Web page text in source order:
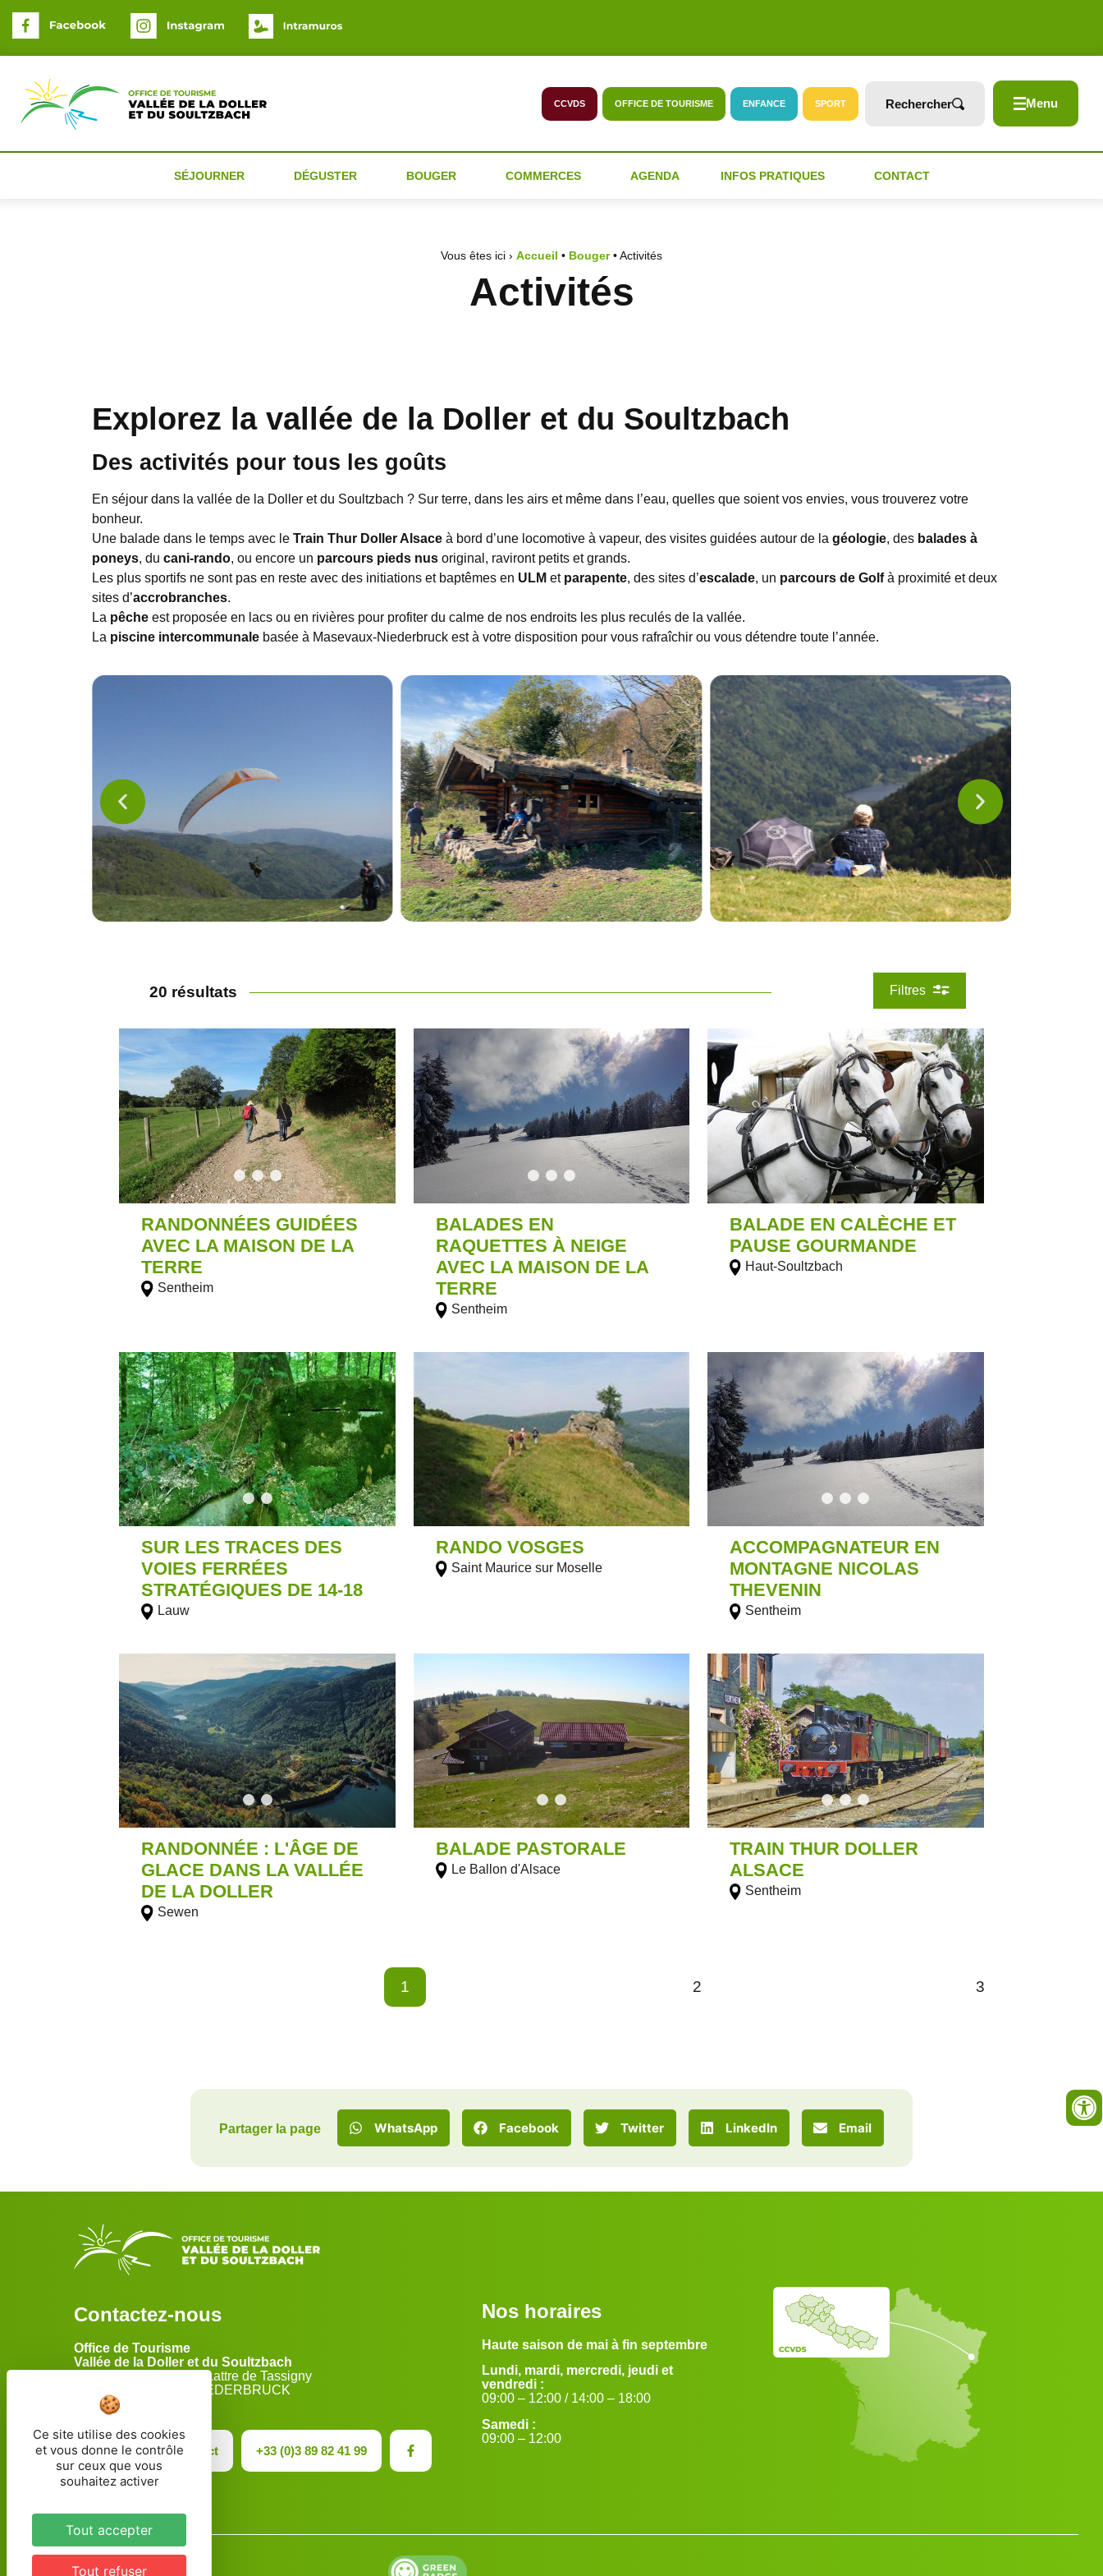
CCVDS OFFICE DE TOURISME ENFANCE SPORT Rechercher Menu
SÉJOURNER DÉGUSTER BOUGER COMMERCES AGENDA INFOS PRATIQUES CONTACT
Vous êtes ici › Accueil • Bouger• Activités
Activités
Explorez la vallée de la Doller et du Soultzbach
Des activités pour tous les goûts
En séjour dans la vallée de la Doller et du Soultzbach ? Sur terre, dans les airs et même dans l’eau, quelles que soient vos envies, vous trouverez votre
bonheur.
Une balade dans le temps avec le Train Thur Doller Alsace à bord d’une locomotive à vapeur, des visites guidées autour de la géologie, des balades à
poneys, du cani-rando, ou encore un parcours pieds nus original, raviront petits et grands.
Les plus sportifs ne sont pas en reste avec des initiations et baptêmes en ULM et parapente, des sites d’escalade, un parcours de Golfà proximité et deux
sites d’accrobranches.
La pêche est proposée en lacs ou en rivières pour profiter du calme de nos endroits les plus reculés de la vallée.
La piscine intercommunale basée à Masevaux-Niederbruck est à votre disposition pour vous rafraîchir ou vous détendre toute l’année.
20 résultats Filtres
RANDONNÉES GUIDÉES
AVEC LA MAISON DE LA
TERRE
Sentheim
BALADES EN
RAQUETTES À NEIGE
AVEC LA MAISON DE LA
TERRE
Sentheim
BALADE EN CALÈCHE ET
PAUSE GOURMANDE
Haut-Soultzbach
SUR LES TRACES DES
VOIES FERRÉES
STRATÉGIQUES DE 14-18
Lauw
RANDO VOSGES
Saint Maurice sur Moselle
ACCOMPAGNATEUR EN
MONTAGNE NICOLAS
THEVENIN
Sentheim
RANDONNÉE : L'ÂGE DE
GLACE DANS LA VALLÉE
DE LA DOLLER
Sewen
BALADE PASTORALE
Le Ballon d'Alsace
TRAIN THUR DOLLER
ALSACE
Sentheim
1 2 3
Partager la page WhatsApp Facebook Twitter LinkedIn Email
Contactez-nous
Office de Tourisme
Vallée de la Doller et du Soultzbach
2 Rue du Maréchal de Lattre de Tassigny
68290 MASEVAUX-NIEDERBRUCK
Formulaire de contact +33 (0)3 89 82 41 99
Nos horaires
Haute saison de mai à fin septembre
Lundi, mardi, mercredi, jeudi et
vendredi :
09:00 – 12:00 / 14:00 – 18:00
Samedi :
09:00 – 12:00
Panneau de gestion des cookies
Ce site utilise des cookies
et vous donne le contrôle
sur ceux que vous
souhaitez activer
Tout accepter
Tout refuser